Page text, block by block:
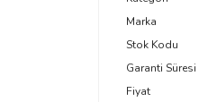
Marka
Stok Kodu
Garanti Süresi
Fiyat